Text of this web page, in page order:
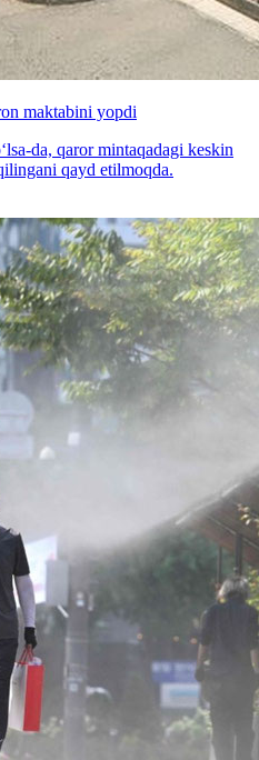
maktabini yopdi
da, qaror mintaqadagi keskin
qayd etilmoqda.